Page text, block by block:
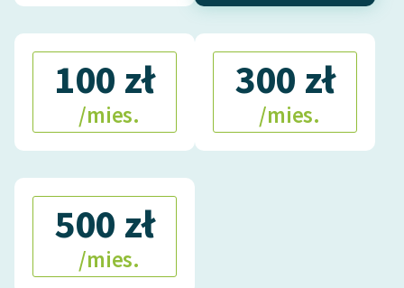
Kontakt
Zasady wykorzystania
Materiały promocyjne
Polityka prywatności
100 zł
/mies.
300 zł
/mies.
500 zł
/mies.